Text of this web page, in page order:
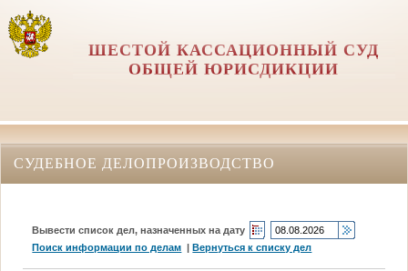
ШЕСТОЙ КАССАЦИОННЫЙ СУД
ОБЩЕЙ ЮРИСДИКЦИИ
СУДЕБНОЕ ДЕЛОПРОИЗВОДСТВО
Вывести список дел, назначенных на дату
Поиск информации по делам |Вернуться к списку дел